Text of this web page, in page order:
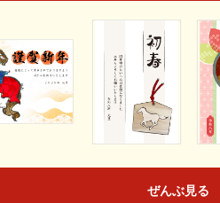
ぜんぶ見る